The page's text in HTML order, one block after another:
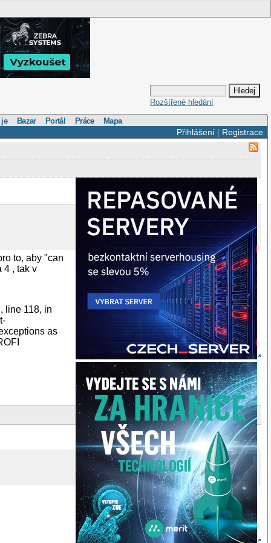
Rozšířené hledání
je Bazar Portál Práce Mapa
Přihlášení| Registrace
to, aby "can
4 , tak v
line 118, in
as